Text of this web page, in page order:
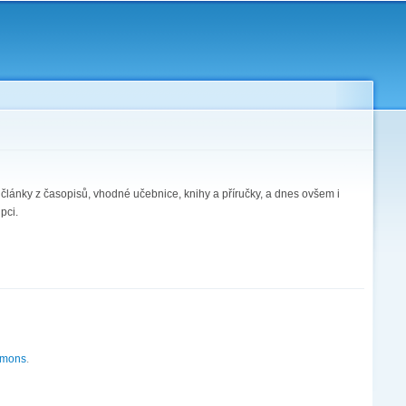
z časopisů, vhodné učebnice, knihy a příručky, a dnes ovšem i
.